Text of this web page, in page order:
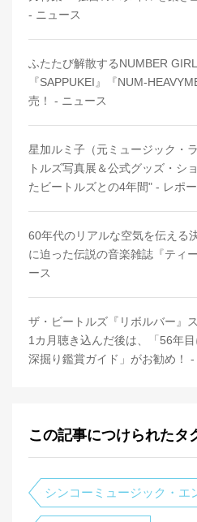
- ニュース
ふたたび解散するNUMBER
『SAPPUKEI』『NUM-
売！ - ニュース
星加ルミ子（元ミュージック・
トルズ写真展＆公式グッズ・シ
たビートルズとの4年間" - レポー
60年代のリアルな空気を伝える
に迫った伝説の音楽雑誌『ティ
ース
ザ・ビートルズ『リボルバー』
1カ月聴き込んだ後は、「56年
深掘り鑑賞ガイド」がお勧め！ -
この記事につけられたタ
シンコーミュージック・エ